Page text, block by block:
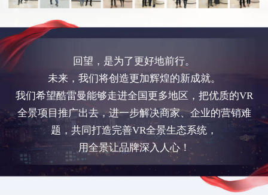
回望，是为了更好地前行。
未来，我们将创造更加辉煌的新成就。
我们希望酷雷曼能够走进全国更多地区，把优质的VR
全景项目推广出去，进一步解决商家、企业的营销难
题，共同打造完善VR全景生态系统，
用全景让品牌深入人心！